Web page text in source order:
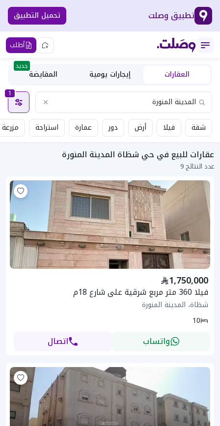
تطبيق وصلت تحميل التطبيق
أطلب
العقارات إيجارات يومية المقايضة
جديد
1
شقة فيلا أرض دور عمارة استراحة مزرعة
عقارات للبيع في حي شظاة المدينة المنورة
عدد النتائج 9
1,750,000
فيلا 360 متر مربع شرقية على شارع 18م
شظاة، المدينة المنورة
10
واتساب اتصال